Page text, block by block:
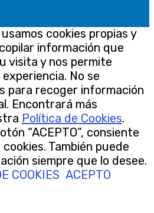
cookies propias y
información que
visita y nos permite
No se
para recoger información
Encontrará más
Política de Cookies.
“ACEPTO”, consiente
También puede
siempre que lo desee.
COOKIES ACEPTO